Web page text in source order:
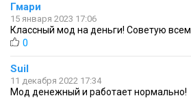
Гмари
15 января 2023 17:06
Классный мод на деньги! Советую всем
0
Suil
11 декабря 2022 17:34
Мод денежный и работает нормально!